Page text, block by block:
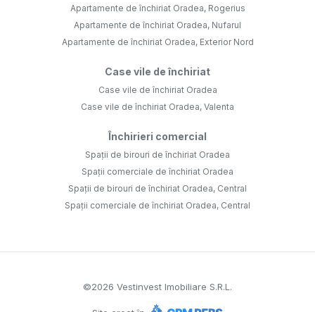
Apartamente de închiriat Oradea, Rogerius
Apartamente de închiriat Oradea, Nufarul
Apartamente de închiriat Oradea, Exterior Nord
Case vile de închiriat
Case vile de închiriat Oradea
Case vile de închiriat Oradea, Valenta
Închirieri comercial
Spații de birouri de închiriat Oradea
Spații comerciale de închiriat Oradea
Spații de birouri de închiriat Oradea, Central
Spații comerciale de închiriat Oradea, Central
©2026 Vestinvest Imobiliare S.R.L.